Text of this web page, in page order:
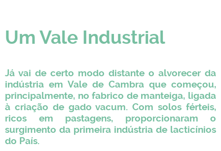
Um Vale Industrial
Já vai de certo modo distante o alvorecer da
indústria em Vale de Cambra que começou,
principalmente, no fabrico de manteiga, ligada
à criação de gado vacum. Com solos férteis,
ricos em pastagens, proporcionaram o
surgimento da primeira indústria de lacticínios
do País.